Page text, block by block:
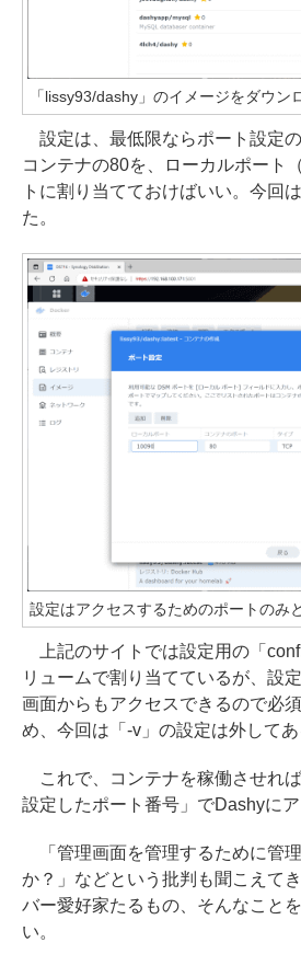
「lissy93/dashy」のイメージをダウン
設定は、最低限ならポート設定の
コンテナの80を、ローカルポート
トに割り当てておけばいい。今回
た。
設定はアクセスするためのポートのみ
上記のサイトでは設定用の「
リュームで割り当てているが、設
画面からもアクセスできるので必
め、今回は「-v」の設定は外してあ
これで、コンテナを稼働させれば
設定したポート番号」でDashyにア
「管理画面を管理するために管
か？」などという批判も聞こえて
バー愛好家たるもの、そんなこと
い。